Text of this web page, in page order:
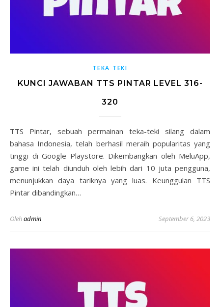
TEKA TEKI
KUNCI JAWABAN TTS PINTAR LEVEL 316-
320
TTS Pintar, sebuah permainan teka-teki silang dalam
bahasa Indonesia, telah berhasil meraih popularitas yang
tinggi di Google Playstore. Dikembangkan oleh MeluApp,
game ini telah diunduh oleh lebih dari 10 juta pengguna,
menunjukkan daya tariknya yang luas. Keunggulan TTS
Pintar dibandingkan…
Olehadmin September 6, 2023